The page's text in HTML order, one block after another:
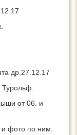
др.27.12.17
от 06. и
фото по ним.